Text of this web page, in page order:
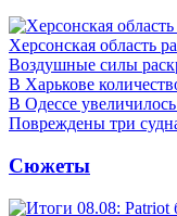
Херсонская область
Воздушные силы
В Харькове
В Одессе
Повреждены три
Сюжеты